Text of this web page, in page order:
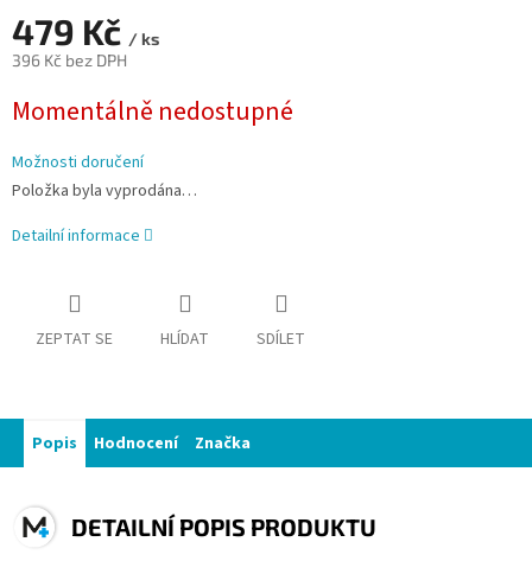
479 Kč / ks
396 Kč bez DPH
cena:
Momentálně nedostupné
Možnosti doručení
Položka byla vyprodána…
Detailní informace
ZEPTAT SE HLÍDAT SDÍLET
Popis Hodnocení Značka
DETAILNÍ POPIS PRODUKTU